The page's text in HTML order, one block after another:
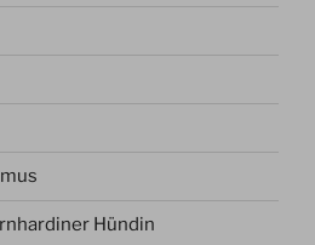
Hündin